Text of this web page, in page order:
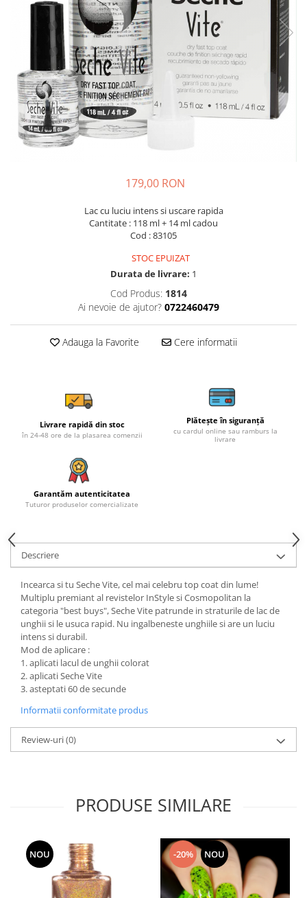
179,00 RON
Lac cu luciu intens si uscare rapida
Cantitate : 118 ml + 14 ml cadou
Cod : 83105
STOC EPUIZAT
Durata de livrare: 1
Cod Produs: 1814
Ai nevoie de ajutor? 0722460479
Adauga la Favorite Cere informatii
Livrare rapidă din stoc
în 24-48 ore de la plasarea comenzii
Plătește în siguranță
cu cardul online sau ramburs la
livrare
Garantăm autenticitatea
Tuturor produselor comercializate
Descriere
Incearca si tu Seche Vite, cel mai celebru top coat din lume!
Multiplu premiant al revistelor InStyle si Cosmopolitan la
categoria "best buys", Seche Vite patrunde in straturile de lac de
unghii si le usuca rapid. Nu ingalbeneste unghiile si are un luciu
intens si durabil.
Mod de aplicare :
1. aplicati lacul de unghii colorat
2. aplicati Seche Vite
3. asteptati 60 de secunde
Informatii conformitate produs
Review-uri(0)
PRODUSE SIMILARE
NOU -20% NOU